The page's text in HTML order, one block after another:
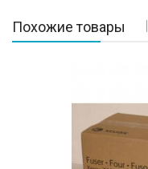
Похожие товары